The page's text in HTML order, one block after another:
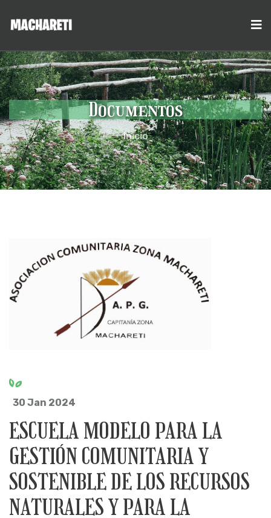
Documentos
Inicio
30 Jan 2024
ESCUELA MODELO PARA LA
GESTIÓN COMUNITARIA Y
SOSTENIBLE DE LOS RECURSOS
NATURALES Y PARA LA